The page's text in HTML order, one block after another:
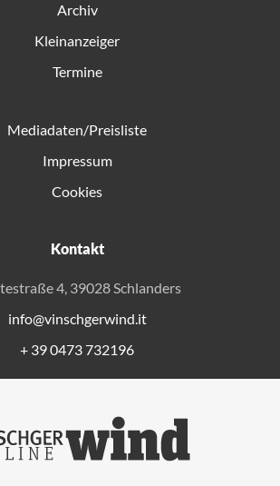
Archiv
Kleinanzeiger
Termine
Mediadaten/Preisliste
Impressum
Cookies
Kontakt
4, 39028 Schlanders
info@vinschgerwind.it
+ 39 0473 732196